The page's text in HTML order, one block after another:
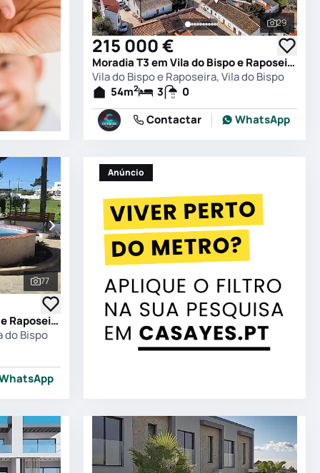
Ver
29
215 000 €
Moradia T3 em Vila do Bispo e Raposeira, Vila do Bispo
Vila do Bispo e Raposeira, Vila do Bispo
54m2 3
0
Contactar
WhatsApp
Ver todas as fotografias
77
Moradia T5 em Vila do Bispo e Raposeira, Vila do Bispo
do Bispo
Anúncio